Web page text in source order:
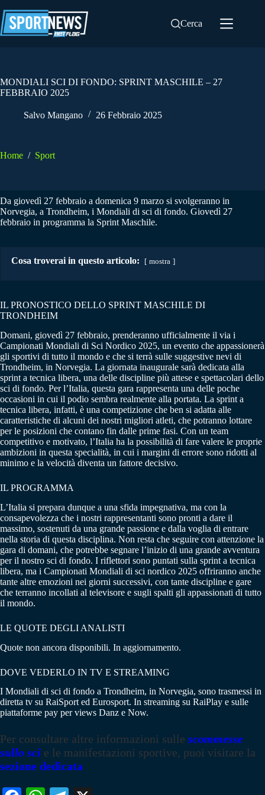
al
contenuto
Cerca
MONDIALI SCI DI FONDO: SPRINT MASCHILE – 27
FEBBRAIO 2025
Salvo Mangano 26 Febbraio 2025
Home / Sport
Da giovedì 27 febbraio a domenica 9 marzo si svolgeranno in
Norvegia, a Trondheim, i Mondiali di sci di fondo. Giovedì 27
febbraio in programma la Sprint Maschile.
Cosa troverai in questo articolo: mostra
IL PRONOSTICO DELLO SPRINT MASCHILE DI
TRONDHEIM
Domani, giovedì 27 febbraio, prenderanno ufficialmente il via i
Campionati Mondiali di Sci Nordico 2025, un evento che appassionerà
gli sportivi di tutto il mondo e che si terrà sulle suggestive nevi di
Trondheim, in Norvegia. La giornata inaugurale sarà dedicata alla
sprint a tecnica libera, una delle discipline più attese e spettacolari dello
sci di fondo. Per l’Italia, questa gara rappresenta una delle poche
occasioni in cui il podio sembra realmente alla portata. La sprint a
tecnica libera, infatti, è una competizione che ben si adatta alle
caratteristiche di alcuni dei nostri migliori atleti, che potranno lottare
per le posizioni che contano fin dalle prime fasi. Con un team
competitivo e motivato, l’Italia ha la possibilità di fare valere le proprie
ambizioni in questa specialità, in cui i margini di errore sono ridotti al
minimo e la velocità diventa un fattore decisivo.
IL PROGRAMMA
L’Italia si prepara dunque a una sfida impegnativa, ma con la
consapevolezza che i nostri rappresentanti sono pronti a dare il
massimo, sostenuti da una grande passione e dalla voglia di entrare
nella storia di questa disciplina. Non resta che seguire con attenzione la
gara di domani, che potrebbe segnare l’inizio di una grande avventura
per il nostro sci di fondo. I riflettori sono puntati sulla sprint a tecnica
libera, ma i Campionati Mondiali di sci nordico 2025 offriranno anche
tante altre emozioni nei giorni successivi, con tante discipline e gare
che terranno incollati al televisore e sugli spalti gli appassionati di tutto
il mondo.
LE QUOTE DEGLI ANALISTI
Quote non ancora disponibili. In aggiornamento.
DOVE VEDERLO IN TV E STREAMING
I Mondiali di sci di fondo a Trondheim, in Norvegia, sono trasmessi in
diretta tv su RaiSport ed Eurosport. In streaming su RaiPlay e sulle
piattaforme pay per views Danz e Now.
Per consultare altre informazioni sulle scommesse
sullo sci e le manifestazioni sportive, puoi visitare la
sezione dedicata